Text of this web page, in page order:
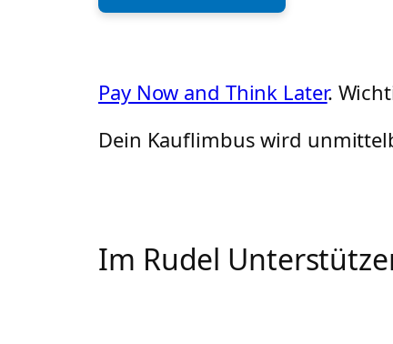
Pay Now and Think Later.
Dein Kauflimbus wird
Im Rudel